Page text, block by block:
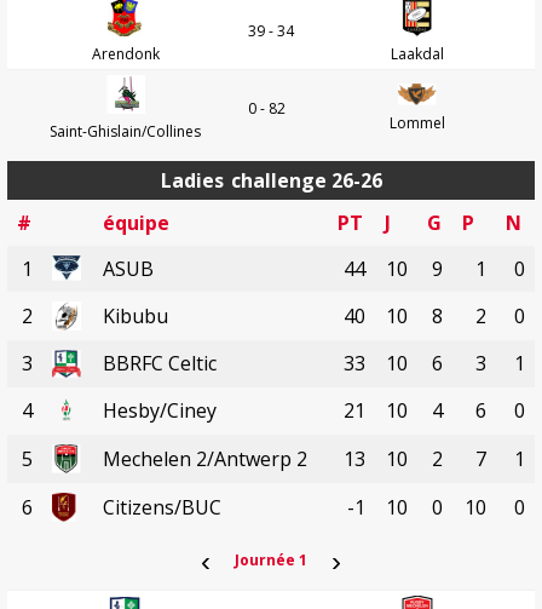
Arendonk
39 - 34
Laakdal
Saint-Ghislain/Collines
0 - 82
Lommel
Ladies challenge 26-26
#
équipe PT J G P
N
1
ASUB 44 10 9 1
0
2
Kibubu 40 10 8 2
0
3
BBRFC Celtic 33 10 6 3
1
4
Hesby/Ciney 21 10 4 6
0
5
Mechelen 2/Antwerp 2 13 10 2 7
1
6
Citizens/BUC -1 10 0 10 0
‹ Journée 1 ›